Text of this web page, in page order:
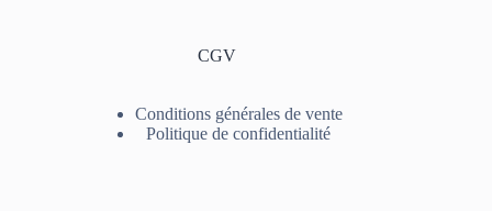
CGV
Conditions générales de vente
Politique de confidentialité